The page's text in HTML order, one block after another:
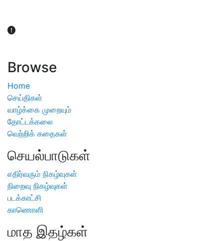
Browse
Home
செய்திகள்
வாழ்க்கை முறையும்
தோட்டக்கலை
வெற்றிக் கதைகள்
செயல்பாடுகள்
எதிர்வரும் நிகழ்வுகள்
நிறைவு நிகழ்வுகள்
படக்காட்சி
காணொளி
மாத இதழ்கள்